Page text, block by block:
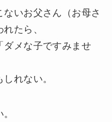
いお父さん（お母さ
たら、
ダメな子ですみませ
れない。